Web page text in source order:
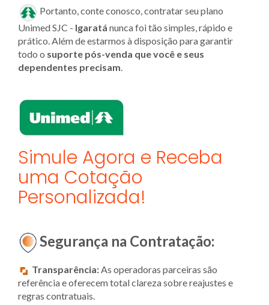
Portanto, conte conosco, contratar seu plano
Unimed SJC - Igaratá nunca foi tão simples, rápido e
prático. Além de estarmos à disposição para garantir
todo o suporte pós-venda que você e seus
dependentes precisam.
Simule Agora e Receba
uma Cotação
Personalizada!
Segurança na Contratação:
Transparência:As operadoras parceiras são
referência e oferecem total clareza sobre reajustes e
regras contratuais.